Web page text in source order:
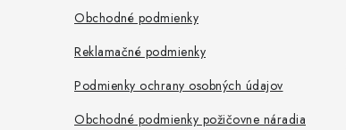
Obchodné podmienky
Reklamačné podmienky
Podmienky ochrany osobných údajov
Obchodné podmienky požičovne náradia